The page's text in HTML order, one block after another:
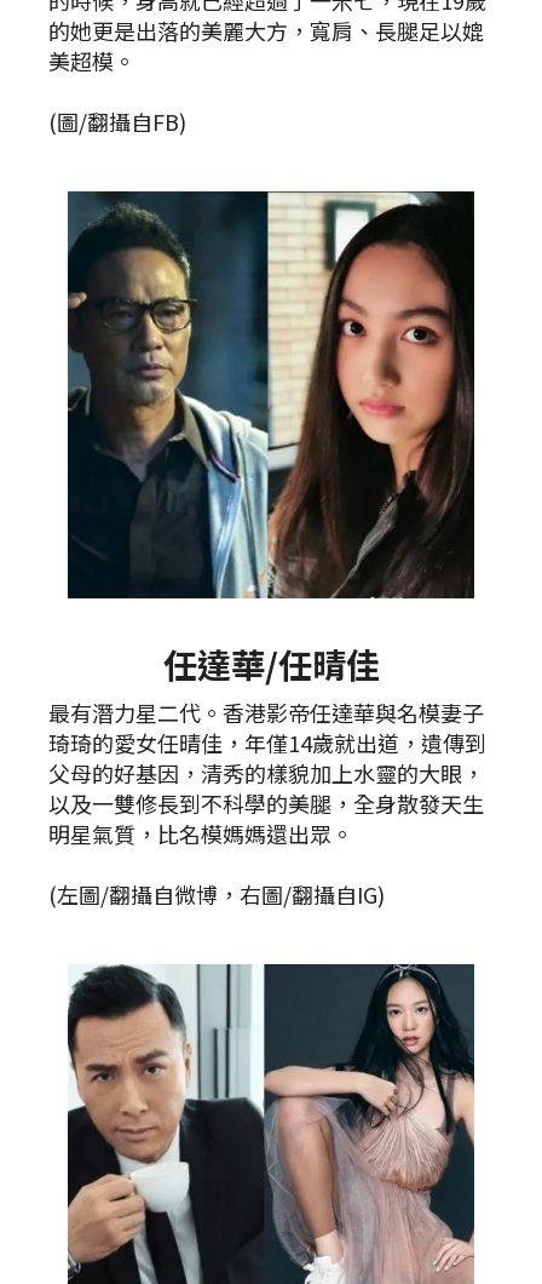
的她更是出落的美麗大方，寬肩、長腿足以媲
美超模。
(圖/翻攝自FB)
任達華/任晴佳
最有潛力星二代。香港影帝任達華與名模妻子
琦琦的愛女任晴佳，年僅14歲就出道，遺傳到
父母的好基因，清秀的樣貌加上水靈的大眼，
以及一雙修長到不科學的美腿，全身散發天生
明星氣質，比名模媽媽還出眾。
(左圖/翻攝自微博，右圖/翻攝自IG)